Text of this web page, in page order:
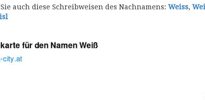
auch diese Schreibweisen des Nachnamens: Weiss,